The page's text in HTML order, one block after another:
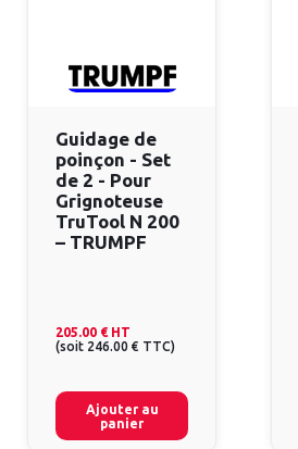
Guidage de
poinçon - Set
de 2 - Pour
Grignoteuse
TruTool N 200
– TRUMPF
205.00 € HT
(soit 246.00 € TTC)
Ajouter au
panier